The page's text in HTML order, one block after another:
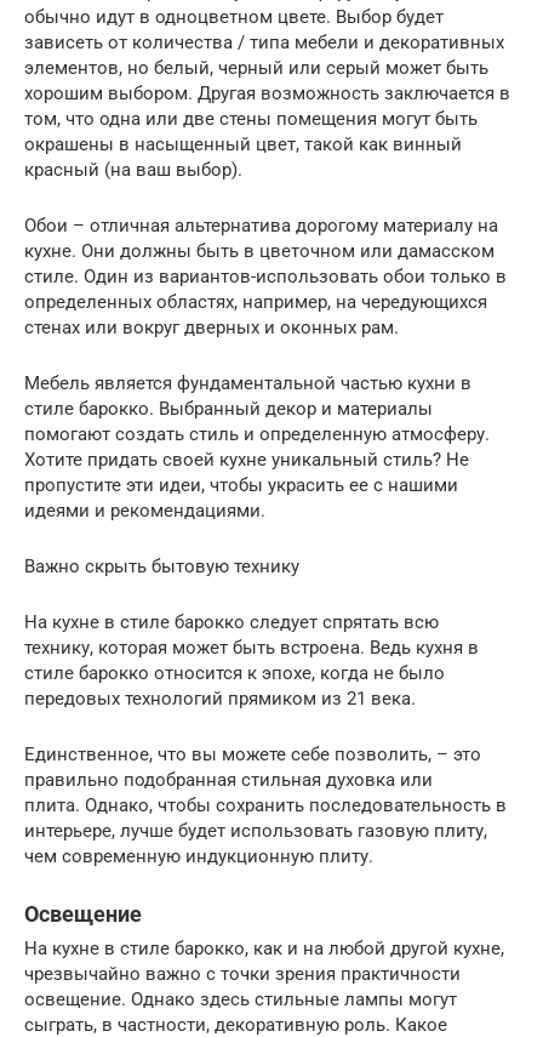
обычно идут в одноцветном цвете. Выбор будет
зависеть от количества / типа мебели и декоративных
элементов, но белый, черный или серый может быть
хорошим выбором. Другая возможность заключается в
том, что одна или две стены помещения могут быть
окрашены в насыщенный цвет, такой как винный
красный (на ваш выбор).
Обои – отличная альтернатива дорогому материалу на
кухне. Они должны быть в цветочном или дамасском
стиле. Один из вариантов-использовать обои только в
определенных областях, например, на чередующихся
стенах или вокруг дверных и оконных рам.
Мебель является фундаментальной частью кухни в
стиле барокко. Выбранный декор и материалы
помогают создать стиль и определенную атмосферу.
Хотите придать своей кухне уникальный стиль? Не
пропустите эти идеи, чтобы украсить ее с нашими
идеями и рекомендациями.
Важно скрыть бытовую технику
На кухне в стиле барокко следует спрятать всю
технику, которая может быть встроена. Ведь кухня в
стиле барокко относится к эпохе, когда не было
передовых технологий прямиком из 21 века.
Единственное, что вы можете себе позволить, – это
правильно подобранная стильная духовка или
плита. Однако, чтобы сохранить последовательность в
интерьере, лучше будет использовать газовую плиту,
чем современную индукционную плиту.
Освещение
На кухне в стиле барокко, как и на любой другой кухне,
чрезвычайно важно с точки зрения практичности
освещение. Однако здесь стильные лампы могут
сыграть, в частности, декоративную роль. Какое